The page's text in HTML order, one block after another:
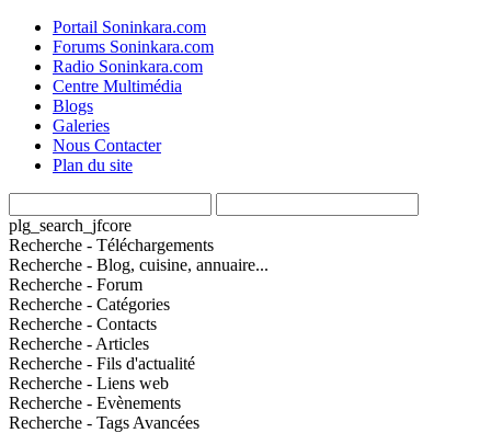
Portail Soninkara.com
Forums Soninkara.com
Radio Soninkara.com
Centre Multimédia
Blogs
Galeries
Nous Contacter
Plan du site
plg_search_jfcore
Recherche - Téléchargements
Recherche - Blog, cuisine, annuaire...
Recherche - Forum
Recherche - Catégories
Recherche - Contacts
Recherche - Articles
Recherche - Fils d'actualité
Recherche - Liens web
Recherche - Evènements
Recherche - Tags Avancées